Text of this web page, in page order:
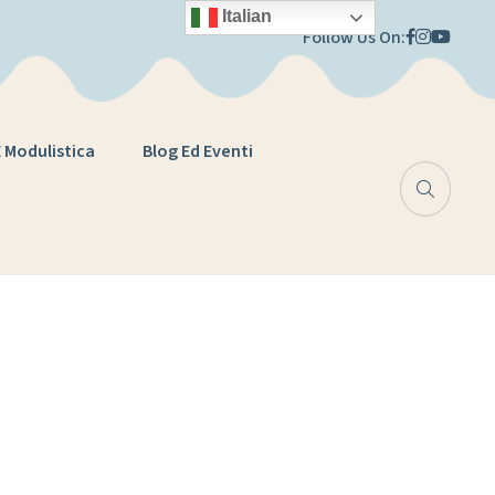
Follow Us On:
Modulistica Blog Ed Eventi
Italian